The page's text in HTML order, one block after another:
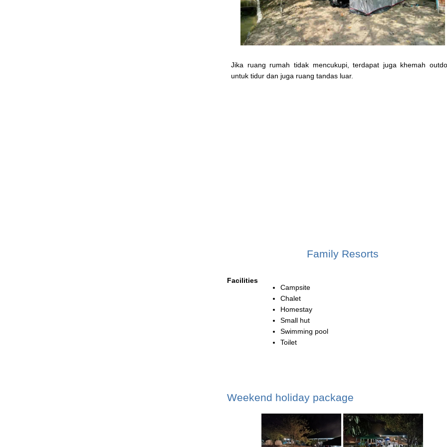
Jika ruang rumah tidak mencukupi, terdapat juga khemah
untuk tidur dan juga ruang tandas luar.
Family Resorts
Facilities
Campsite
Chalet
Homestay
Small hut
Swimming pool
Toilet
Weekend holiday package